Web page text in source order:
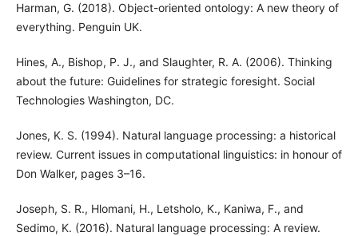
Harman, G. (2018). Object-oriented ontology: A new theory of
everything. Penguin UK.
Hines, A., Bishop, P. J., and Slaughter, R. A. (2006). Thinking
about the future: Guidelines for strategic foresight. Social
Technologies Washington, DC.
Jones, K. S. (1994). Natural language processing: a historical
review. Current issues in computational linguistics: in honour of
Don Walker, pages 3–16.
Joseph, S. R., Hlomani, H., Letsholo, K., Kaniwa, F., and
Sedimo, K. (2016). Natural language processing: A review.